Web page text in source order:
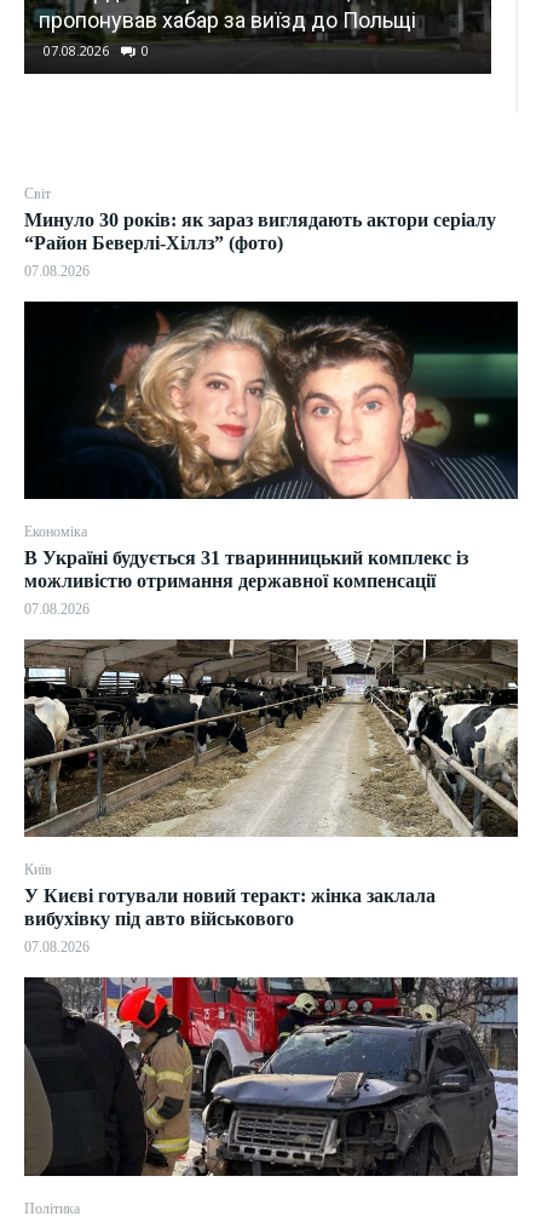
хабар за виїзд до Польщі
0
є жертви
07.08.2026
Світ
Минуло 30 років: як зараз виглядають актори серіалу
“Район Беверлі-Хіллз” (фото)
07.08.2026
Економіка
В Україні будується 31 тваринницький комплекс із
можливістю отримання державної компенсації
07.08.2026
Київ
У Києві готували новий теракт: жінка заклала
вибухівку під авто військового
07.08.2026
Політика